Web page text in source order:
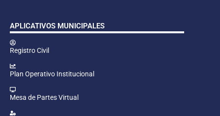
APLICATIVOS MUNICIPALES
Registro Civil
Plan Operativo Institucional
Mesa de Partes Virtual